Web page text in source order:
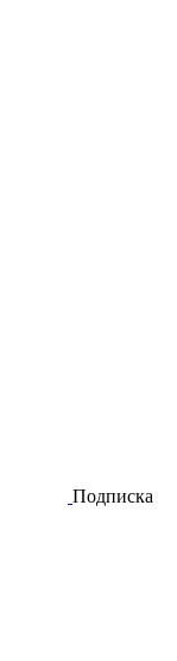
Подписка